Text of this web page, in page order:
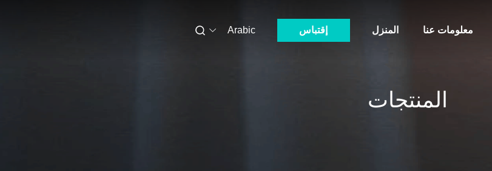
المنزل معلومات عنا إقتباس Arabic
المنتجات